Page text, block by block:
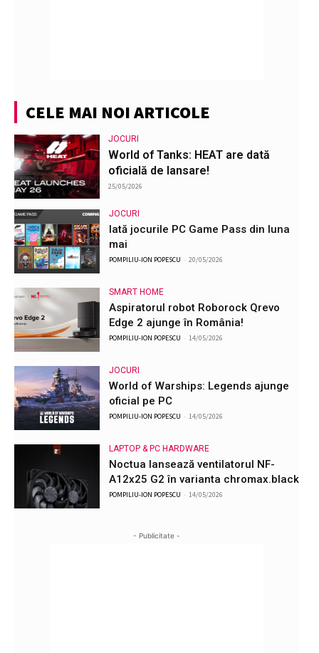
CELE MAI NOI ARTICOLE
JOCURI
World of Tanks: HEAT are dată
oficială de lansare!
25/05/2026
JOCURI
Iată jocurile PC Game Pass din luna
mai
POMPILIU-ION POPESCU - 20/05/2026
SMART HOME
Aspiratorul robot Roborock Qrevo
Edge 2 ajunge în România!
POMPILIU-ION POPESCU - 14/05/2026
JOCURI
World of Warships: Legends ajunge
oficial pe PC
POMPILIU-ION POPESCU - 14/05/2026
LAPTOP & PC HARDWARE
Noctua lansează ventilatorul NF-
A12x25 G2 în varianta chromax.black
POMPILIU-ION POPESCU - 14/05/2026
- Publicitate -